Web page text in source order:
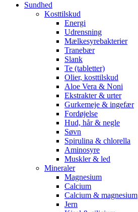
Sundhed
Kosttilskud
Energi
Udrensning
Mælkesyrebakterier
Tranebær
Slank
Te (tabletter)
Olier, kosttilskud
Aloe Vera & Noni
Ekstrakter & urter
Gurkemeje & ingefær
Fordøjelse
Hud, hår & negle
Søvn
Spirulina & chlorella
Aminosyre
Muskler & led
Mineraler
Magnesium
Calcium
Calcium & magnesium
Jern